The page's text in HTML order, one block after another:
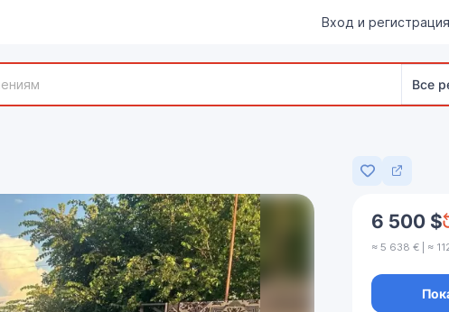
Вход и регистрация
Все
Добавить в
6 500 $
≈ 5 638 € | ≈